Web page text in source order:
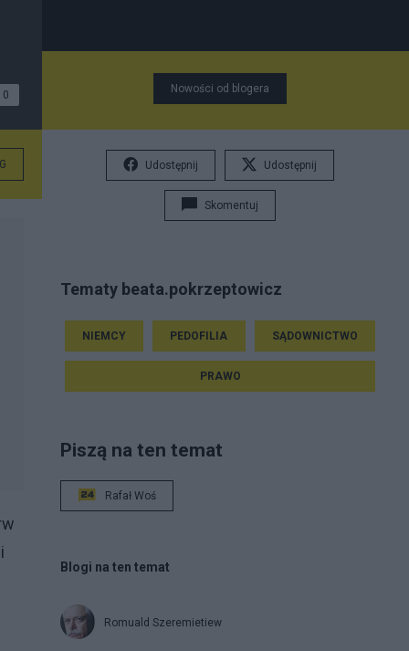
0 Nowości od blogera
Udostępnij Udostępnij
Skomentuj
Tematy beata.pokrzeptowicz
NIEMCY PEDOFILIA SĄDOWNICTWO
PRAWO
Piszą na ten temat
Rafał Woś
Blogi na ten temat
Romuald Szeremietiew